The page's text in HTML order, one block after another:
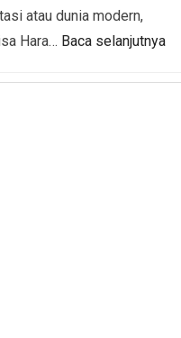
atau dunia modern,
Hara… Baca selanjutnya